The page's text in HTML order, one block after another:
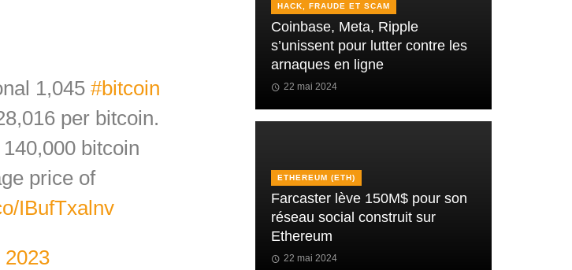
1,045 #bitcoin
per bitcoin.
bitcoin
price of
IBufTxalnv
2023
HACK, FRAUDE ET SCAM
Coinbase, Meta, Ripple
s’unissent pour lutter contre les
arnaques en ligne
22 mai 2024
ETHEREUM (ETH)
Farcaster lève 150M$ pour son
réseau social construit sur
Ethereum
22 mai 2024